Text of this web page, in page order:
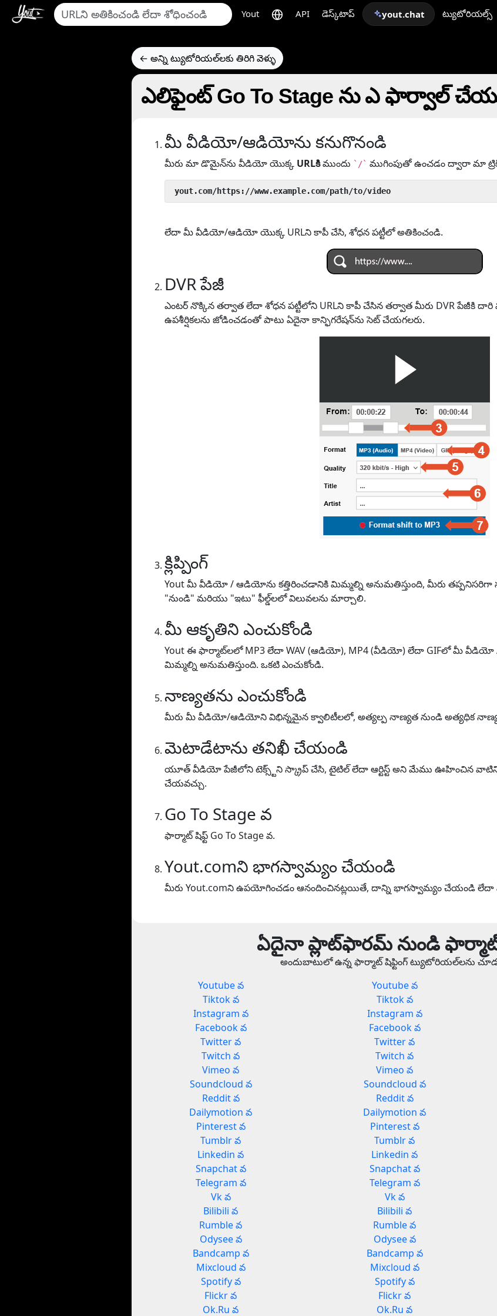
Yout API డెస్క్‌టాప్ yout.chat ట్యుటోరియల్స్
← అన్ని ట్యుటోరియల్‌లకు తిరిగి వెళ్ళు
ఎలిఫైంట్ Go To Stage ను ఎ ఫార్వాల్
మీ వీడియో/ఆడియోను కనుగొనండి
మీరు మా డొమైన్‌ను వీడియో యొక్క URLకిముందు `/` ముగింపుతో ఉంచడం ద్వారా మా
yout.com/https://www.example.com/path/to/video
లేదా మీ వీడియో/ఆడియో యొక్క URLని కాపీ చేసి, శోధన పట్టీలో అతికించండి.
DVR పేజీ
ఎంటర్ నొక్కిన తర్వాత లేదా శోధన పట్టీలోని URLని కాపీ చేసిన తర్వాత మీరు DVR పేజీకి దారి
ఉపశీర్షికలను జోడించడంతో పాటు ఏదైనా కాన్ఫిగరేషన్‌ను సెట్ చేయగలరు.
క్లిప్పింగ్
Yout మీ వీడియో / ఆడియోను కత్తిరించడానికి మిమ్మల్ని అనుమతిస్తుంది, మీరు
"నుండి" మరియు "ఇటు" ఫీల్డ్‌లలో విలువలను మార్చాలి.
మీ ఆకృతిని ఎంచుకోండి
Yout ఈ ఫార్మాట్‌లలో MP3 లేదా WAV (ఆడియో), MP4 (వీడియో) లేదా GIFలో మీ
మిమ్మల్ని అనుమతిస్తుంది. ఒకటి ఎంచుకోండి.
నాణ్యతను ఎంచుకోండి
మీరు మీ వీడియో/ఆడియోని విభిన్నమైన క్వాలిటీలలో, అత్యల్ప నాణ్యత నుండి అత్యధిక
మెటాడేటాను తనిఖీ చేయండి
యూత్ వీడియో పేజీలోని టెక్స్ట్‌ని స్క్రాప్ చేసి, టైటిల్ లేదా ఆర్టిస్ట్ అని మేము ఊహించిన
చేయవచ్చు.
Go To Stage వ
ఫార్మాట్ షిఫ్ట్ Go To Stage వ.
Yout.comని భాగస్వామ్యం చేయండి
మీరు Yout.comని ఉపయోగించడం ఆనందించినట్లయితే, దాన్ని భాగస్వామ్యం చేయండి లేదా
ఏదైనా ప్లాట్‌ఫారమ్ నుండి ఫార్మాట్
అందుబాటులో ఉన్న ఫార్మాట్ షిఫ్టింగ్ ట్యుటోరియల్‌లను
Youtube వ
Tiktok వ
Instagram వ
Facebook వ
Twitter వ
Twitch వ
Vimeo వ
Soundcloud వ
Reddit వ
Dailymotion వ
Pinterest వ
Tumblr వ
Linkedin వ
Snapchat వ
Telegram వ
Vk వ
Bilibili వ
Rumble వ
Odysee వ
Bandcamp వ
Mixcloud వ
Spotify వ
Flickr వ
Ok.Ru వ
Youtube వ
Tiktok వ
Instagram వ
Facebook వ
Twitter వ
Twitch వ
Vimeo వ
Soundcloud వ
Reddit వ
Dailymotion వ
Pinterest వ
Tumblr వ
Linkedin వ
Snapchat వ
Telegram వ
Vk వ
Bilibili వ
Rumble వ
Odysee వ
Bandcamp వ
Mixcloud వ
Spotify వ
Flickr వ
Ok.Ru వ